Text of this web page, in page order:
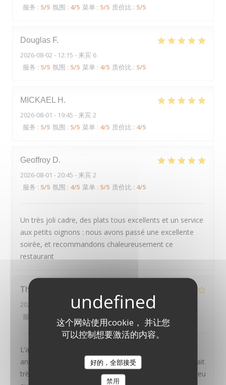
这个网站使用cookie， 并让您
可以控制想要激活的内容。
好的，全部接受
禁用
服务 : 5/5 氛围 : 4/5 菜单 : 5/5 质价比 : 5/5
Douglas F
2026-08-02 - 12:15 - 来宾 6
服务 : 5/5 氛围 : 5/5 菜单 : 4/5 质价比 : 5/5
MICKAEL H
2026-08-01 - 19:45 - 来宾 2
服务 : 5/5 氛围 : 5/5 菜单 : 4/5 质价比 : 4/5
Geoffroy D
2026-08-01 - 20:45 - 来宾 2
服务 : 5/5 氛围 : 4/5 菜单 : 5/5 质价比 : 4/5
Un très joli cadre, des plats tous excellents et un service
aux petits oignons : nous avons passé une excellente
soirée, et recommandons chaleureusement ce
restaurant
Thierry
2026-07-30
- 20:00 - 来宾 2
服务
氛围 /5 菜单 : 2/5
L’année dernière en Avril on était la pour mon
anniversaire. Tout était parfait. Mais cette fois ci on était
très déçu. Les plats étaient rien de spécial, même un peu
LE PAVILLON DE BAILLY